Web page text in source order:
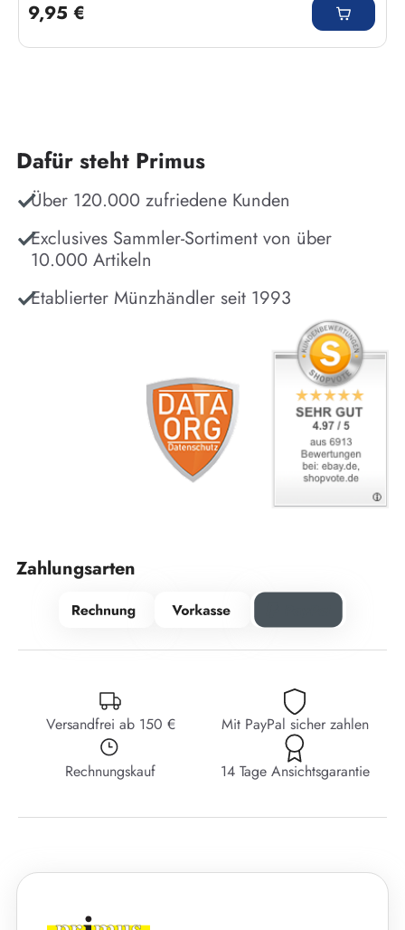
9,95 €
Dafür steht Primus
Über 120.000 zufriedene Kunden
Exclusives Sammler-Sortiment von über
10.000 Artikeln
Etablierter Münzhändler seit 1993
Zahlungsarten
Versandfrei ab 150 € Mit PayPal sicher zahlen
Rechnungskauf 14 Tage Ansichtsgarantie